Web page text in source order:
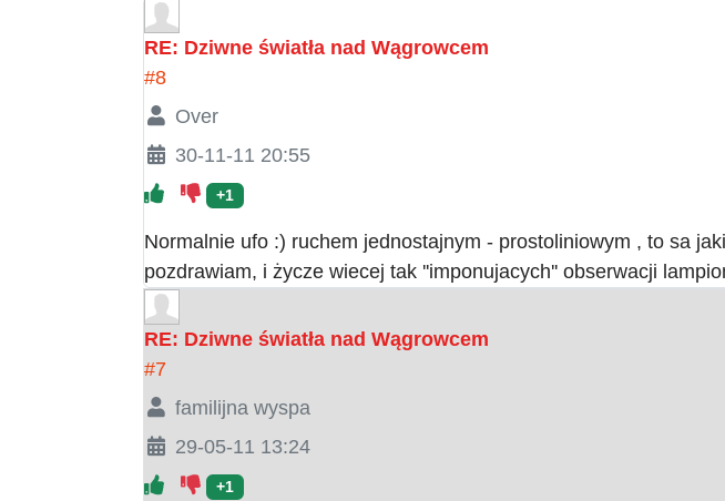
RE: Dziwne światła nad Wągrowcem
#8
Over
30-11-11 20:55
+1
Normalnie ufo :) ruchem jednostajnym - prostoliniowym , to sa
pozdrawiam, i życze wiecej tak ''imponujacych'' obserwacji
RE: Dziwne światła nad Wągrowcem
#7
familijna wyspa
29-05-11 13:24
+1